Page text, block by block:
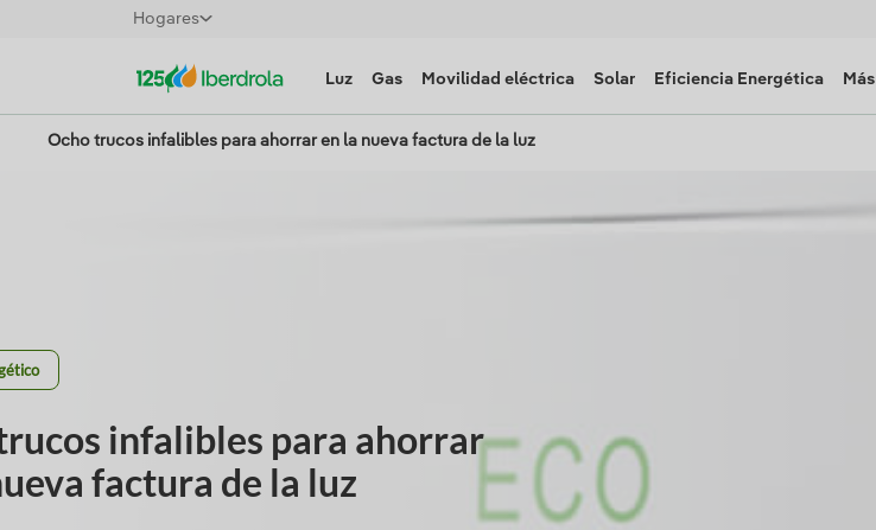
Hogares
Luz Gas Movilidad eléctrica Solar Eficiencia Energética Más
Ocho trucos infalibles para ahorrar en la nueva factura de la luz
infalibles para ahorrar
factura de la luz